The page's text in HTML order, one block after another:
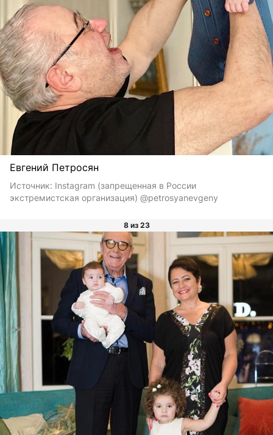
Евгений Петросян
Источник: Instagram (запрещенная в России
экстремистская организация) @petrosyanevgeny
8 из 23